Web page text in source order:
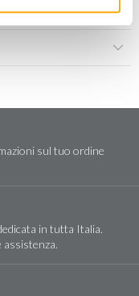
sul tuo ordine
in tutta Italia.
assistenza.